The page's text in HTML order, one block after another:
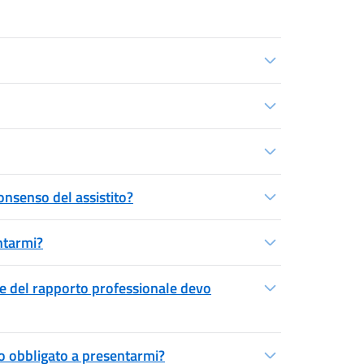
del assistito?
del rapporto professionale devo
obbligato a presentarmi?